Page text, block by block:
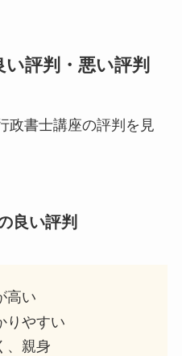
評判・悪い評判
政書士講座の評判を見
良い評判
高い
りやすい
、親身